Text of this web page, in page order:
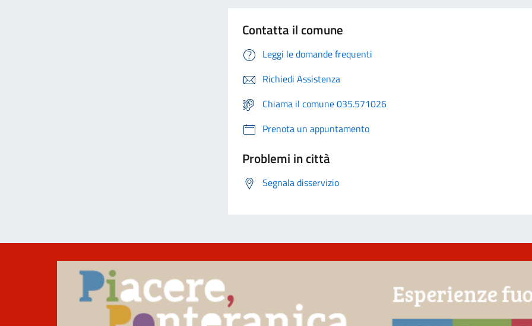
Contatta il comune
Leggi le domande frequenti
Richiedi Assistenza
Chiama il comune 035.571026
Prenota un appuntamento
Problemi in città
Segnala disservizio